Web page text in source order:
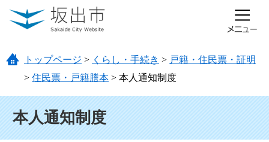
ページの先頭です。
メニューを飛ばして本文へ
トップページ > くらし・手続き > 戸籍・住民票・証明
> 住民票・戸籍謄本 > 本人通知制度
本人通知制度